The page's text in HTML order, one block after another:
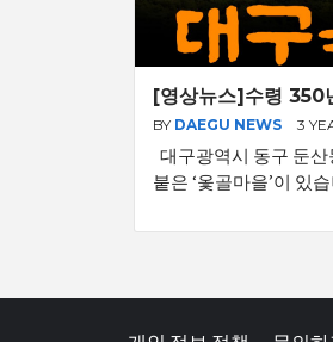
[영상뉴스]수령 350
BY DAEGU NEWS 3
대구광역시 동구 둔
붙은 ‘옻골마을’이 있